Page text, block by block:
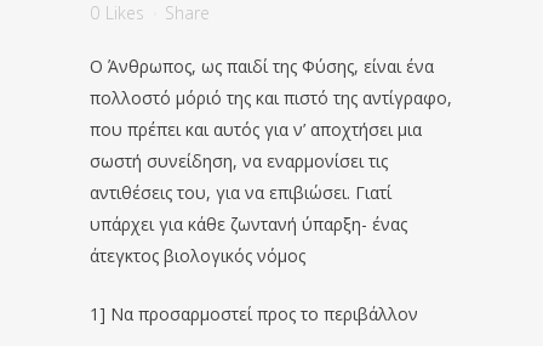
0 Likes Share
Ο Άνθρωπος, ως παιδί της Φύσης, είναι ένα
πολλοστό μόριό της και πιστό της αντίγραφο,
που πρέπει και αυτός για ν’ αποχτήσει μια
σωστή συνείδηση, να εναρμονίσει τις
αντιθέσεις του, για να επιβιώσει. Γιατί
υπάρχει για κάθε ζωντανή ύπαρξη- ένας
άτεγκτος βιολογικός νόμος
1] Να προσαρμοστεί προς το περιβάλλον